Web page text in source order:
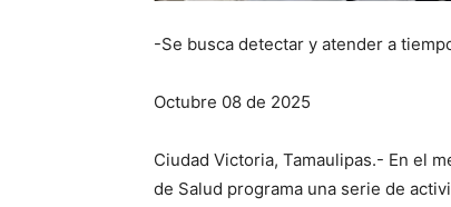
-Se busca detectar y atender a
Octubre 08 de 2025
Ciudad Victoria, Tamaulipas.- En el
de Salud programa una serie de